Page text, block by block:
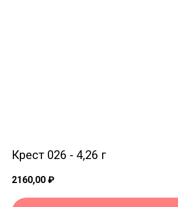
Крест 026 - 4,26 г
2160,00 ₽